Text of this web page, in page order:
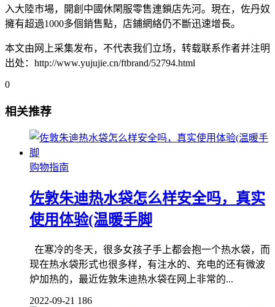
入大陸市場，開創中國休閑服零售連鎖店先河。現在，佐丹奴
擁有超過1000多個銷售點，店鋪網絡仍不斷迅速增長。
本文由网上采集发布，不代表我们立场，转载联系作者并注明
出处：http://www.yujujie.cn/ftbrand/52794.html
0
相关推荐
购物指南
佐敦朱迪热水袋怎么样安全吗，真实
使用体验(温暖手脚
在寒冷的冬天，很多女孩子手上都会抱一个热水袋，而
现在热水袋形式也很多样，有注水的、充电的还有微波
炉加热的，最近佐敦朱迪热水袋在网上非常的...
2022-09-21 186